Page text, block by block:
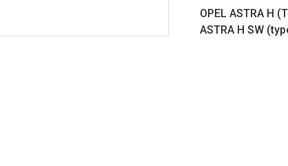
OPEL ASTRA H
ASTRA H SW